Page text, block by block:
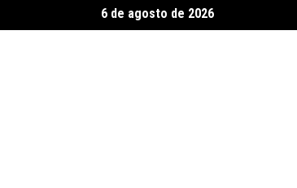
e avança na Copa do Brasil
6 de agosto de 2026